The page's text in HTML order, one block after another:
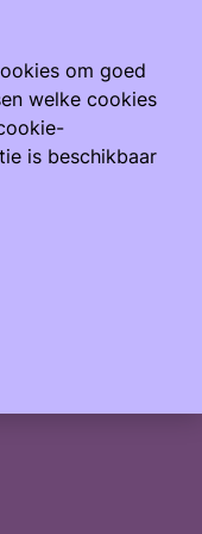
Zoeken
om goed
welke cookies
is beschikbaar